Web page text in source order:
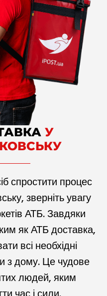
У
спростити процес
зверніть увагу
АТБ. Завдяки
як АТБ доставка,
всі необхідні
з дому. Це чудове
людей, яким